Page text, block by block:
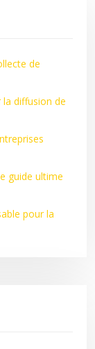
de
diffusion de
guide ultime
pour la